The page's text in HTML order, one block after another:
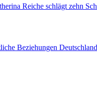
Reiche schlägt zehn
Beziehungen